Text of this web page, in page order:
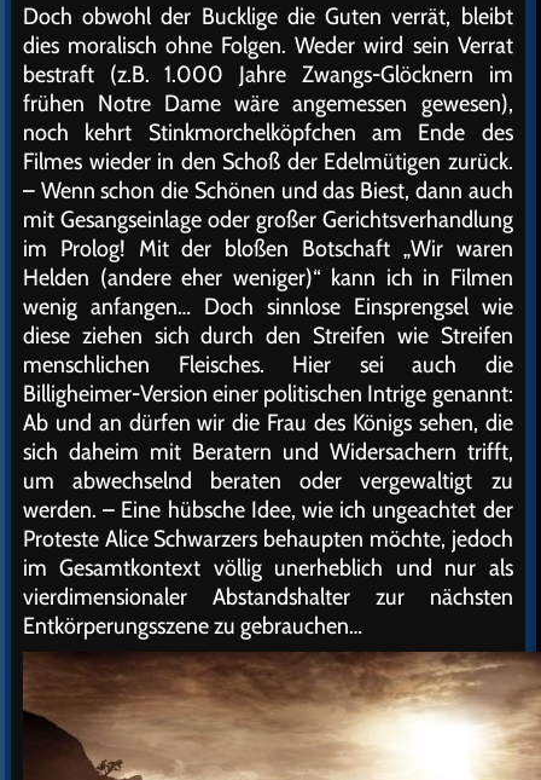
Doch obwohl der Bucklige die Guten verrät, bleibt
dies moralisch ohne Folgen. Weder wird sein Verrat
bestraft (z.B. 1.000 Jahre Zwangs-Glöcknern im
frühen Notre Dame wäre angemessen gewesen),
noch kehrt Stinkmorchelköpfchen am Ende des
Filmes wieder in den Schoß der Edelmütigen zurück.
– Wenn schon die Schönen und das Biest, dann auch
mit Gesangseinlage oder großer Gerichtsverhandlung
im Prolog! Mit der bloßen Botschaft „Wir waren
Helden (andere eher weniger)“ kann ich in Filmen
wenig anfangen… Doch sinnlose Einsprengsel wie
diese ziehen sich durch den Streifen wie Streifen
menschlichen Fleisches. Hier sei auch die
Billigheimer-Version einer politischen Intrige genannt:
Ab und an dürfen wir die Frau des Königs sehen, die
sich daheim mit Beratern und Widersachern trifft,
um abwechselnd beraten oder vergewaltigt zu
werden. – Eine hübsche Idee, wie ich ungeachtet der
Proteste Alice Schwarzers behaupten möchte, jedoch
im Gesamtkontext völlig unerheblich und nur als
vierdimensionaler Abstandshalter zur nächsten
Entkörperungsszene zu gebrauchen…